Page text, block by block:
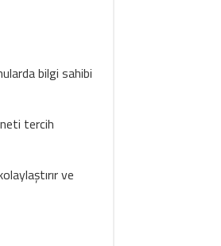
bilgi sahibi
tercih
ve